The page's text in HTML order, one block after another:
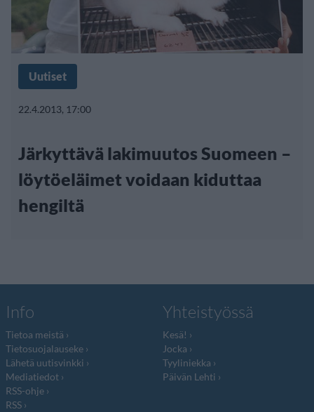
Uutiset
22.4.2013, 17:00
Järkyttävä lakimuutos Suomeen –
löytöeläimet voidaan kiduttaa
hengiltä
Info
Tietoa meistä
Tietosuojalauseke
Lähetä uutisvinkki
Mediatiedot
RSS-ohje
RSS
Yhteistyössä
Kesä!
Jocka
Tyyliniekka
Päivän Lehti